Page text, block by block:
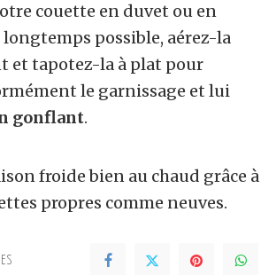
couette en duvet ou en
possible, aérez-la
et tapotez-la à plat pour
le garnissage et lui
gonflant.
froide bien au chaud grâce à
propres comme neuves.